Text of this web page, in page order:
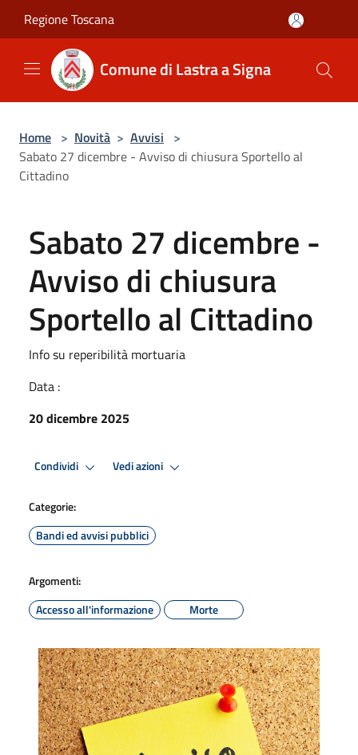
Regione Toscana
Comune di Lastra a Signa
Home > Novità > Avvisi >
Sabato 27 dicembre - Avviso di chiusura Sportello al
Cittadino
Sabato 27 dicembre -
Avviso di chiusura
Sportello al Cittadino
Info su reperibilità mortuaria
Data :
20 dicembre 2025
Condividi Vedi azioni
Categorie:
Bandi ed avvisi pubblici
Argomenti:
Accesso all'informazione
Morte